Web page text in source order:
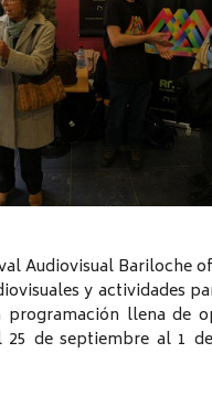
Audiovisual Bariloche
y actividades
llena de
25 de septiembre al 1